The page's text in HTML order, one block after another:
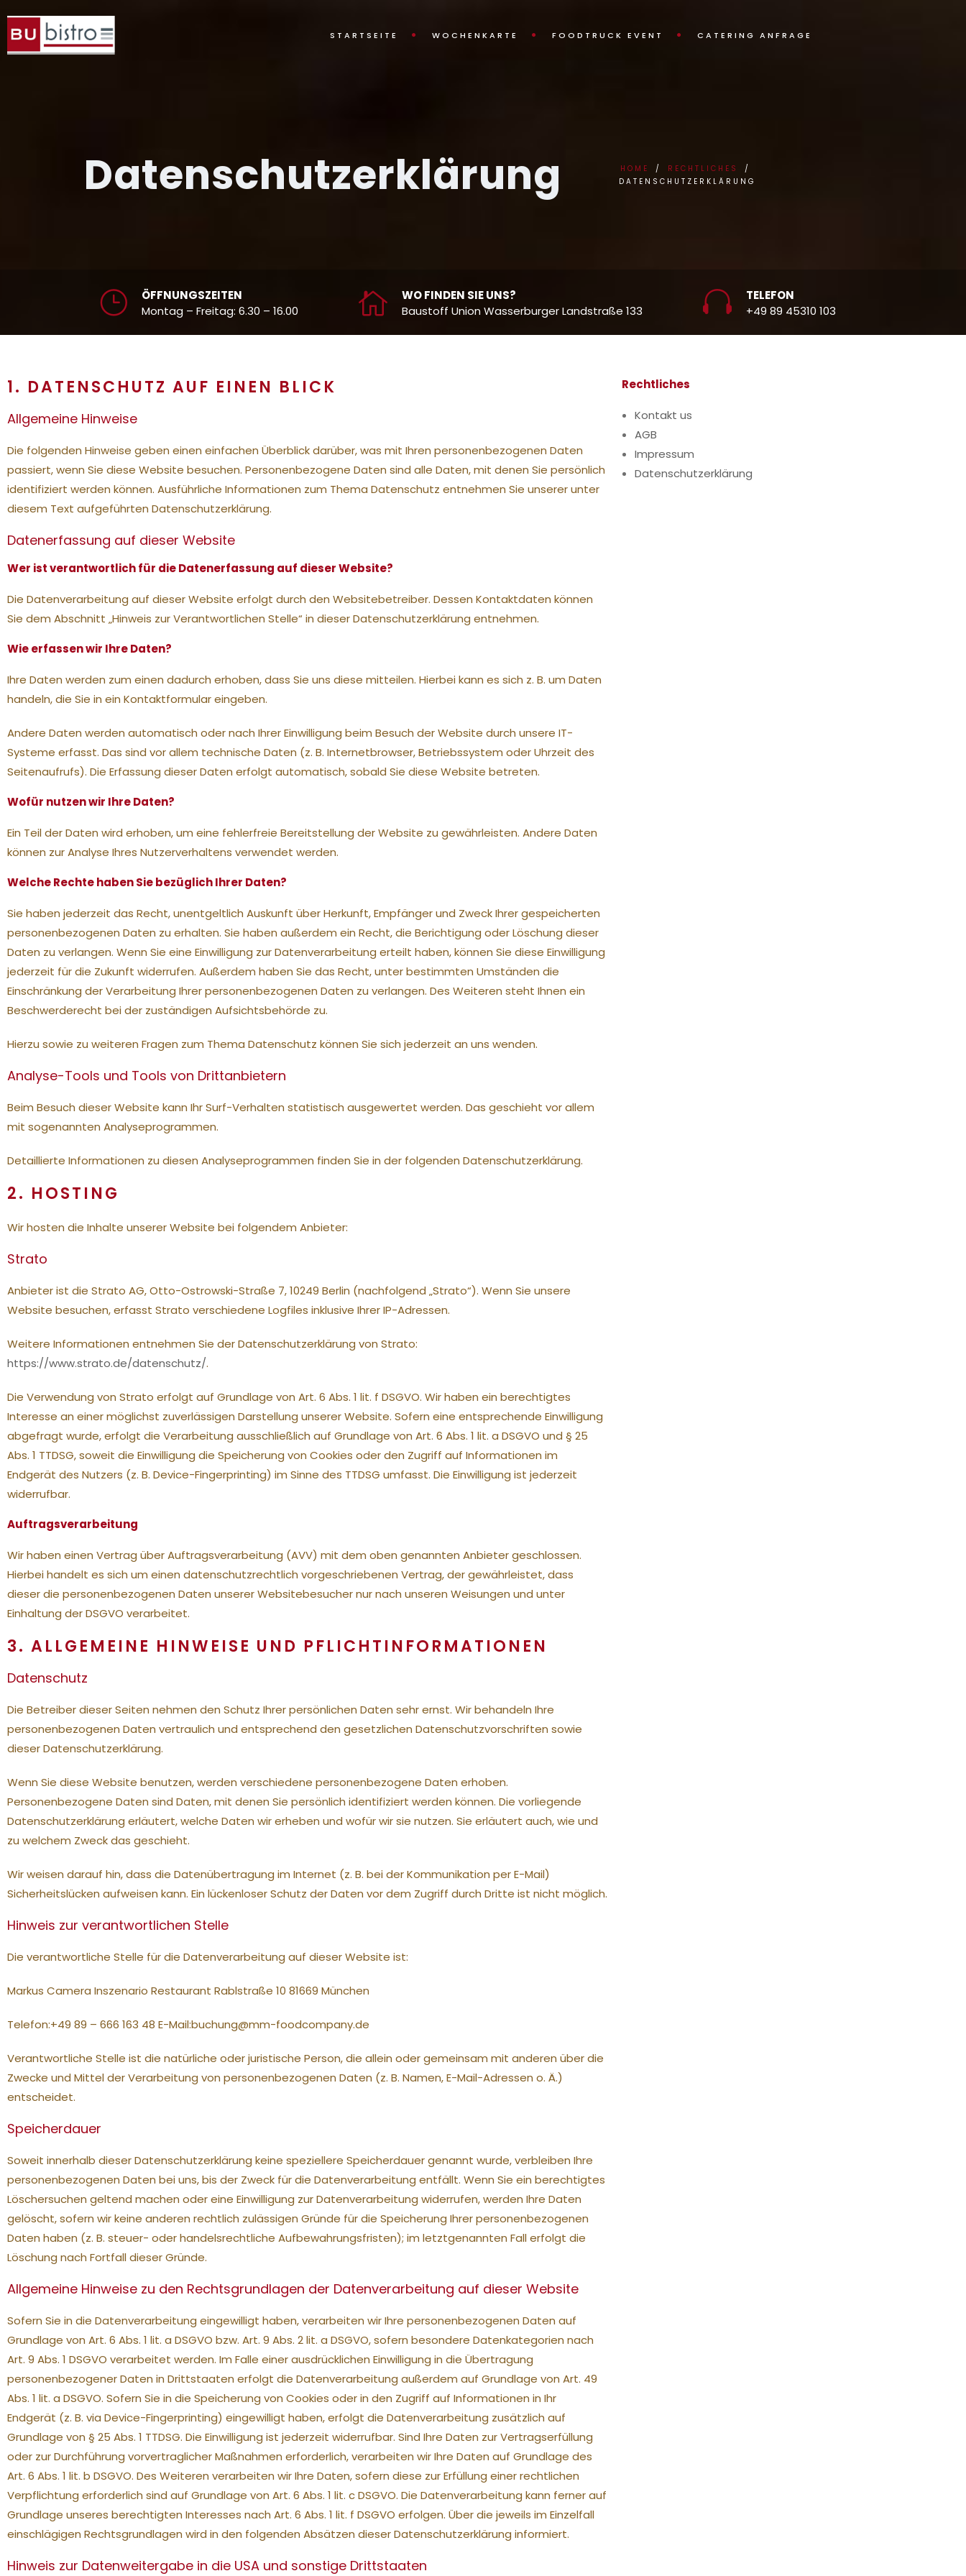
STARTSEITE WOCHENKARTE FOODTRUCK EVENT CATERING ANFRAGE
Datenschutzerklärung HOME
RECHTLICHES
DATENSCHUTZERKLÄRUNG
ÖFFNUNGSZEITEN
Montag – Freitag: 6.30 – 16.00
WO FINDEN SIE UNS?
Baustoff Union Wasserburger Landstraße 133
TELEFON
+49 89 45310 103
1. DATENSCHUTZ AUF EINEN BLICK
Allgemeine Hinweise
Die folgenden Hinweise geben einen einfachen Überblick darüber, was mit Ihren personenbezogenen Daten
passiert, wenn Sie diese Website besuchen. Personenbezogene Daten sind alle Daten, mit denen Sie persönlich
identifiziert werden können. Ausführliche Informationen zum Thema Datenschutz entnehmen Sie unserer unter
diesem Text aufgeführten Datenschutzerklärung.
Datenerfassung auf dieser Website
Wer ist verantwortlich für die Datenerfassung auf dieser Website?
Die Datenverarbeitung auf dieser Website erfolgt durch den Websitebetreiber. Dessen Kontaktdaten können
Sie dem Abschnitt „Hinweis zur Verantwortlichen Stelle“ in dieser Datenschutzerklärung entnehmen.
Wie erfassen wir Ihre Daten?
Ihre Daten werden zum einen dadurch erhoben, dass Sie uns diese mitteilen. Hierbei kann es sich z. B. um Daten
handeln, die Sie in ein Kontaktformular eingeben.
Andere Daten werden automatisch oder nach Ihrer Einwilligung beim Besuch der Website durch unsere IT-
Systeme erfasst. Das sind vor allem technische Daten (z. B. Internetbrowser, Betriebssystem oder Uhrzeit des
Seitenaufrufs). Die Erfassung dieser Daten erfolgt automatisch, sobald Sie diese Website betreten.
Wofür nutzen wir Ihre Daten?
Ein Teil der Daten wird erhoben, um eine fehlerfreie Bereitstellung der Website zu gewährleisten. Andere Daten
können zur Analyse Ihres Nutzerverhaltens verwendet werden.
Welche Rechte haben Sie bezüglich Ihrer Daten?
Sie haben jederzeit das Recht, unentgeltlich Auskunft über Herkunft, Empfänger und Zweck Ihrer gespeicherten
personenbezogenen Daten zu erhalten. Sie haben außerdem ein Recht, die Berichtigung oder Löschung dieser
Daten zu verlangen. Wenn Sie eine Einwilligung zur Datenverarbeitung erteilt haben, können Sie diese Einwilligung
jederzeit für die Zukunft widerrufen. Außerdem haben Sie das Recht, unter bestimmten Umständen die
Einschränkung der Verarbeitung Ihrer personenbezogenen Daten zu verlangen. Des Weiteren steht Ihnen ein
Beschwerderecht bei der zuständigen Aufsichtsbehörde zu.
Hierzu sowie zu weiteren Fragen zum Thema Datenschutz können Sie sich jederzeit an uns wenden.
Analyse-Tools und Tools von Dritt­anbietern
Beim Besuch dieser Website kann Ihr Surf-Verhalten statistisch ausgewertet werden. Das geschieht vor allem
mit sogenannten Analyseprogrammen.
Detaillierte Informationen zu diesen Analyseprogrammen finden Sie in der folgenden Datenschutzerklärung.
2. HOSTING
Wir hosten die Inhalte unserer Website bei folgendem Anbieter:
Strato
Anbieter ist die Strato AG, Otto-Ostrowski-Straße 7, 10249 Berlin (nachfolgend „Strato“). Wenn Sie unsere
Website besuchen, erfasst Strato verschiedene Logfiles inklusive Ihrer IP-Adressen.
Weitere Informationen entnehmen Sie der Datenschutzerklärung von Strato:
https://www.strato.de/datenschutz/.
Die Verwendung von Strato erfolgt auf Grundlage von Art. 6 Abs. 1 lit. f DSGVO. Wir haben ein berechtigtes
Interesse an einer möglichst zuverlässigen Darstellung unserer Website. Sofern eine entsprechende Einwilligung
abgefragt wurde, erfolgt die Verarbeitung ausschließlich auf Grundlage von Art. 6 Abs. 1 lit. a DSGVO und § 25
Abs. 1 TTDSG, soweit die Einwilligung die Speicherung von Cookies oder den Zugriff auf Informationen im
Endgerät des Nutzers (z. B. Device-Fingerprinting) im Sinne des TTDSG umfasst. Die Einwilligung ist jederzeit
widerrufbar.
Auftragsverarbeitung
Wir haben einen Vertrag über Auftragsverarbeitung (AVV) mit dem oben genannten Anbieter geschlossen.
Hierbei handelt es sich um einen datenschutzrechtlich vorgeschriebenen Vertrag, der gewährleistet, dass
dieser die personenbezogenen Daten unserer Websitebesucher nur nach unseren Weisungen und unter
Einhaltung der DSGVO verarbeitet.
3. ALLGEMEINE HINWEISE UND PFLICHT­INFORMATIONEN
Datenschutz
Die Betreiber dieser Seiten nehmen den Schutz Ihrer persönlichen Daten sehr ernst. Wir behandeln Ihre
personenbezogenen Daten vertraulich und entsprechend den gesetzlichen Datenschutzvorschriften sowie
dieser Datenschutzerklärung.
Wenn Sie diese Website benutzen, werden verschiedene personenbezogene Daten erhoben.
Personenbezogene Daten sind Daten, mit denen Sie persönlich identifiziert werden können. Die vorliegende
Datenschutzerklärung erläutert, welche Daten wir erheben und wofür wir sie nutzen. Sie erläutert auch, wie und
zu welchem Zweck das geschieht.
Wir weisen darauf hin, dass die Datenübertragung im Internet (z. B. bei der Kommunikation per E-Mail)
Sicherheitslücken aufweisen kann. Ein lückenloser Schutz der Daten vor dem Zugriff durch Dritte ist nicht möglich.
Hinweis zur verantwortlichen Stelle
Die verantwortliche Stelle für die Datenverarbeitung auf dieser Website ist:
Markus Camera Inszenario Restaurant Rablstraße 10 81669 München
Telefon:+49 89 – 666 163 48 E-Mail:buchung@mm-foodcompany.de
Verantwortliche Stelle ist die natürliche oder juristische Person, die allein oder gemeinsam mit anderen über die
Zwecke und Mittel der Verarbeitung von personenbezogenen Daten (z. B. Namen, E-Mail-Adressen o. Ä.)
entscheidet.
Speicherdauer
Soweit innerhalb dieser Datenschutzerklärung keine speziellere Speicherdauer genannt wurde, verbleiben Ihre
personenbezogenen Daten bei uns, bis der Zweck für die Datenverarbeitung entfällt. Wenn Sie ein berechtigtes
Löschersuchen geltend machen oder eine Einwilligung zur Datenverarbeitung widerrufen, werden Ihre Daten
gelöscht, sofern wir keine anderen rechtlich zulässigen Gründe für die Speicherung Ihrer personenbezogenen
Daten haben (z. B. steuer- oder handelsrechtliche Aufbewahrungsfristen); im letztgenannten Fall erfolgt die
Löschung nach Fortfall dieser Gründe.
Allgemeine Hinweise zu den Rechtsgrundlagen der Datenverarbeitung auf dieser Website
Sofern Sie in die Datenverarbeitung eingewilligt haben, verarbeiten wir Ihre personenbezogenen Daten auf
Grundlage von Art. 6 Abs. 1 lit. a DSGVO bzw. Art. 9 Abs. 2 lit. a DSGVO, sofern besondere Datenkategorien nach
Art. 9 Abs. 1 DSGVO verarbeitet werden. Im Falle einer ausdrücklichen Einwilligung in die Übertragung
personenbezogener Daten in Drittstaaten erfolgt die Datenverarbeitung außerdem auf Grundlage von Art. 49
Abs. 1 lit. a DSGVO. Sofern Sie in die Speicherung von Cookies oder in den Zugriff auf Informationen in Ihr
Endgerät (z. B. via Device-Fingerprinting) eingewilligt haben, erfolgt die Datenverarbeitung zusätzlich auf
Grundlage von § 25 Abs. 1 TTDSG. Die Einwilligung ist jederzeit widerrufbar. Sind Ihre Daten zur Vertragserfüllung
oder zur Durchführung vorvertraglicher Maßnahmen erforderlich, verarbeiten wir Ihre Daten auf Grundlage des
Art. 6 Abs. 1 lit. b DSGVO. Des Weiteren verarbeiten wir Ihre Daten, sofern diese zur Erfüllung einer rechtlichen
Verpflichtung erforderlich sind auf Grundlage von Art. 6 Abs. 1 lit. c DSGVO. Die Datenverarbeitung kann ferner auf
Grundlage unseres berechtigten Interesses nach Art. 6 Abs. 1 lit. f DSGVO erfolgen. Über die jeweils im Einzelfall
einschlägigen Rechtsgrundlagen wird in den folgenden Absätzen dieser Datenschutzerklärung informiert.
Hinweis zur Datenweitergabe in die USA und sonstige Drittstaaten
Rechtliches
Kontakt us
AGB
Impressum
Datenschutzerklärung